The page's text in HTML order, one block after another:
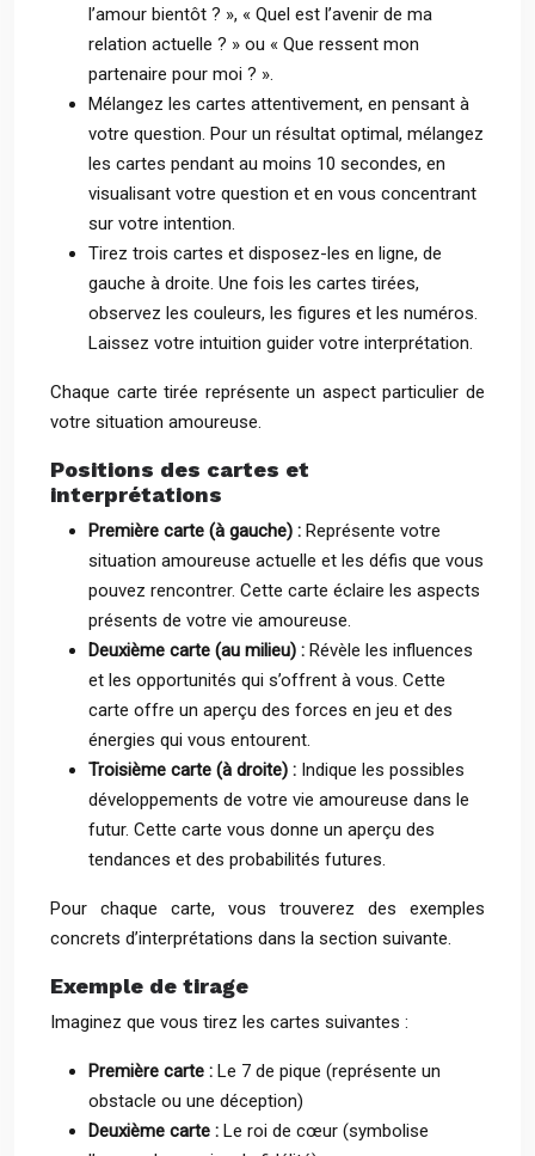
l’amour bientôt ? », « Quel est l’avenir de ma
relation actuelle ? » ou « Que ressent mon
partenaire pour moi ? ».
Mélangez les cartes attentivement, en pensant à
votre question. Pour un résultat optimal, mélangez
les cartes pendant au moins 10 secondes, en
visualisant votre question et en vous concentrant
sur votre intention.
Tirez trois cartes et disposez-les en ligne, de
gauche à droite. Une fois les cartes tirées,
observez les couleurs, les figures et les numéros.
Laissez votre intuition guider votre interprétation.
Chaque carte tirée représente un aspect particulier de
votre situation amoureuse.
Positions des cartes et
interprétations
Première carte (à gauche) : Représente votre
situation amoureuse actuelle et les défis que vous
pouvez rencontrer. Cette carte éclaire les aspects
présents de votre vie amoureuse.
Deuxième carte (au milieu) : Révèle les influences
et les opportunités qui s’offrent à vous. Cette
carte offre un aperçu des forces en jeu et des
énergies qui vous entourent.
Troisième carte (à droite) : Indique les possibles
développements de votre vie amoureuse dans le
futur. Cette carte vous donne un aperçu des
tendances et des probabilités futures.
Pour chaque carte, vous trouverez des exemples
concrets d’interprétations dans la section suivante.
Exemple de tirage
Imaginez que vous tirez les cartes suivantes :
Première carte : Le 7 de pique (représente un
obstacle ou une déception)
Deuxième carte : Le roi de cœur (symbolise